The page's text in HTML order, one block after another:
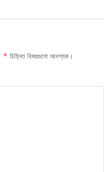
* চিহ্নিত বিষয়গুলো আবশ্যক।